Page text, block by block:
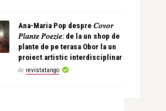
Ana-Maria Pop despre 𝐶𝑜𝑣𝑜𝑟
𝑃𝑙𝑎𝑛𝑡𝑒 𝑃𝑜𝑒𝑧𝑖𝑒: de la un shop de
plante de pe terasa Obor la un
proiect artistic interdisciplinar
de revistatango